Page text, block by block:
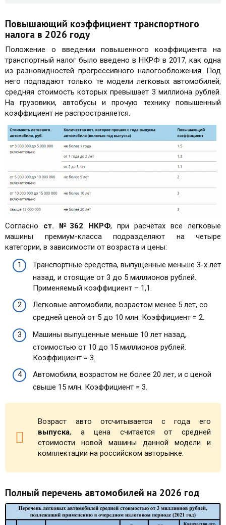
Повышающий коэффициент транспортного
налога в 2026 году
Положение о введении повышенного коэффициента на
транспортный налог было введено в НКРФ в 2017, как одна
из разновидностей прогрессивного налогообложения. Под
него подпадают только те модели легковых автомобилей,
средняя стоимость которых превышает 3 миллиона рублей.
На грузовики, автобусы и прочую технику повышенный
коэффициент не распространяется.
Согласно ст. №362 НКРФ, при расчётах все легковые
машины премиум-класса подразделяют на четыре
категории, в зависимости от возраста и цены:
Транспортные средства, выпущенные меньше 3-х лет
назад, и стоящие от 3 до 5 миллионов рублей.
Применяемый коэффициент – 1,1.
Легковые автомобили, возрастом менее 5 лет, со
средней ценой от 5 до 10 млн. Коэффициент = 2.
Машины выпущенные меньше 10 лет назад,
стоимостью от 10 до 15 миллионов рублей.
Коэффициент = 3.
Автомобили, возрастом не более 20 лет, и с ценой
свыше 15 млн. Коэффициент = 3.
Возраст авто отсчитывается с года его
выпуска, а цена считается от средней
стоимости новой машины данной модели и
комплектации на российском авторынке.
Полный перечень автомобилей на 2026 год